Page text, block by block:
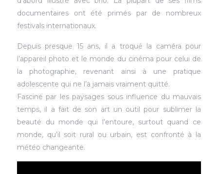
documentaires ont été primés par de nombreux
festivals internationaux.
Depuis presque 15 ans, il a troqué la caméra pour
l’appareil photo et le monde du cinéma pour celui de
la photographie, revenant ainsi à une pratique
adolescente qui ne l’a jamais vraiment quitté.
Fasciné par les paysages sous influence du mauvais
temps, il a fait de son art un outil pour sublimer la
beauté du monde qui l’entoure, surtout quand ce
monde, qu’il soit rural ou urbain, est confronté à la
météo changeante.